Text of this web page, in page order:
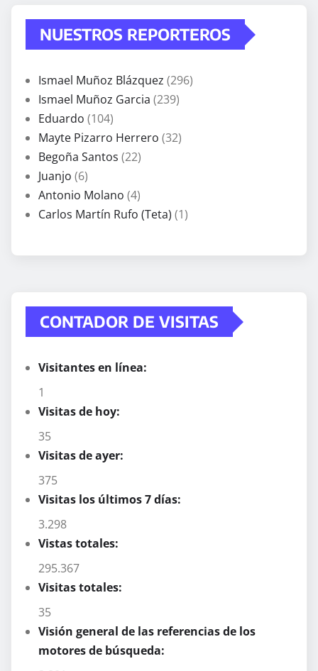
NUESTROS REPORTEROS
Ismael Muñoz Blázquez (296)
Ismael Muñoz Garcia (239)
Eduardo (104)
Mayte Pizarro Herrero (32)
Begoña Santos (22)
Juanjo (6)
Antonio Molano (4)
Carlos Martín Rufo (Teta) (1)
CONTADOR DE VISITAS
Visitantes en línea:
1
Visitas de hoy:
35
Visitas de ayer:
375
Visitas los últimos 7 días:
3.298
Vistas totales:
295.367
Visitas totales:
35
Visión general de las referencias de los
motores de búsqueda: